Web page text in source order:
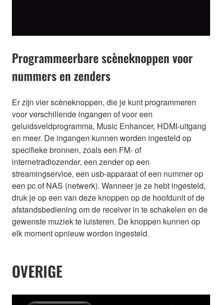
Programmeerbare scèneknoppen voor
nummers en zenders
Er zijn vier scèneknoppen, die je kunt programmeren
voor verschillende ingangen of voor een
geluidsveldprogramma, Music Enhancer, HDMI-uitgang
en meer. De ingangen kunnen worden ingesteld op
specifieke bronnen, zoals een FM- of
internetradiozender, een zender op een
streamingservice, een usb-apparaat of een nummer op
een pc of NAS (netwerk). Wanneer je ze hebt ingesteld,
druk je op een van deze knoppen op de hoofdunit of de
afstandsbediening om de receiver in te schakelen en de
gewenste muziek te luisteren. De knoppen kunnen op
elk moment opnieuw worden ingesteld.
OVERIGE